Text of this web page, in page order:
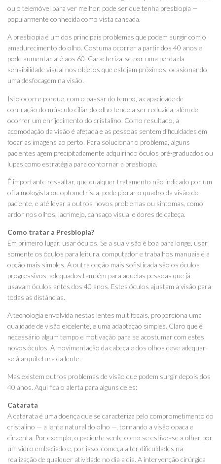
ou o telemóvel para ver melhor, pode ser que tenha presbiopia —
popularmente conhecida como vista cansada.
A presbiopia é um dos principais problemas que podem surgir com o
amadurecimento do olho. Costuma ocorrer a partir dos 40 anos e
pode aumentar até aos 60. Caracteriza-se por uma perda da
sensibilidade visual nos objetos que estejam próximos, ocasionando
uma desfocagem na visão.
Isto ocorre porque, com o passar do tempo, a capacidade de
contração do músculo ciliar do olho tende a ser reduzida, além de
ocorrer um enrijecimento do cristalino. Como resultado, a
acomodação da visão é afetada e as pessoas sentem dificuldades em
focar as imagens ao perto. Para solucionar o problema, alguns
pacientes agem precipitadamente adquirindo óculos pré-graduados ou
lupas como estratégia para contornar a presbiopia.
É importante ressaltar, que qualquer tratamento não indicado por um
oftalmologista ou optometrista, pode piorar o quadro da visão do
paciente, e até levar a outros novos problemas ou sintomas, como
ardor nos olhos, lacrimejo, cansaço visual e dores de cabeça.
Como tratar a Presbiopia?
Em primeiro lugar, usar óculos. Se a sua visão é boa para longe, usar
somente os óculos para leitura, computador e trabalhos manuais é a
opção mais simples. A outra opção mais sofisticada são os óculos
progressivos, adequados também para aquelas pessoas que já
usavam óculos antes dos 40 anos. Estes óculos ajustam a visão para
todas as distâncias.
A tecnologia envolvida nestas lentes multifocais, proporciona uma
qualidade de visão excelente, e uma adaptação simples. Claro que é
necessário algum tempo e motivação para se acostumar com estes
novos óculos. A movimentação da cabeça e dos olhos deve adequar-
se à arquitetura da lente.
Mas existem outros problemas de visão que podem surgir depois dos
40 anos. Aqui fica o alerta para alguns deles:
Catarata
A catarata é uma doença que se caracteriza pelo comprometimento do
cristalino — a lente natural do olho —, tornando a visão opaca e
cinzenta. Por exemplo, o paciente sente como se estivesse a olhar por
um vidro embaciado e, por isso, começa a ter dificuldades na
realização de qualquer atividade no dia a dia. A intervenção cirúrgica